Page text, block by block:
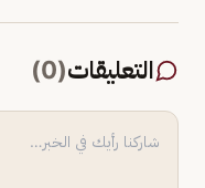
التعليقات(
0
)